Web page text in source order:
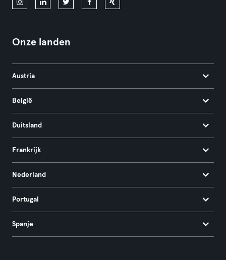
Onze landen
Austria
België
Duitsland
Frankrijk
Nederland
Portugal
Spanje